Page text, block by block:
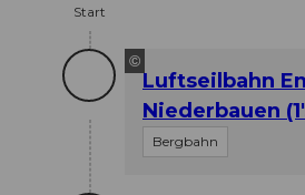
Start
©
Luftseilbahn
Niederbauen
Bergbahn